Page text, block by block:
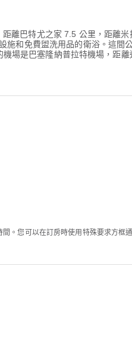
離巴特尤之家 7.5 公里，距離
和免費盥洗用品的衛浴。這間
場是巴塞隆納普拉特機場，距離
。您可以在訂房時使用特殊要求方框